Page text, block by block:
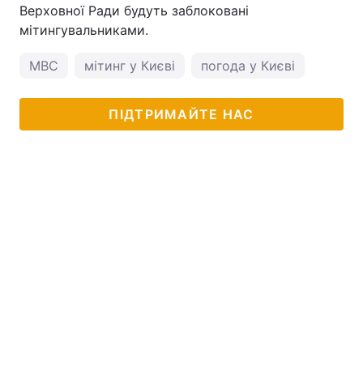
Верховної Ради будуть заблоковані
мітингувальниками.
МВС мітинг у Києві погода у Києві
ПІДТРИМАЙТЕ НАС